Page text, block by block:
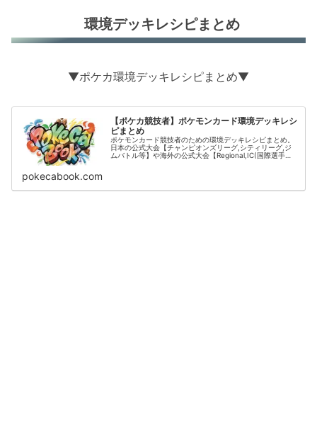
環境デッキレシピまとめ
▼ポケカ環境デッキレシピまとめ▼
【ポケカ競技者】ポケモンカード環境デッキレシ
ピまとめ
ポケモンカード競技者のための環境デッキレシピまとめ。
日本の公式大会【チャンピオンズリーグ,シティリーグ,ジ
ムバトル等】や海外の公式大会【Regional,IC(国際選手
pokecabook.com